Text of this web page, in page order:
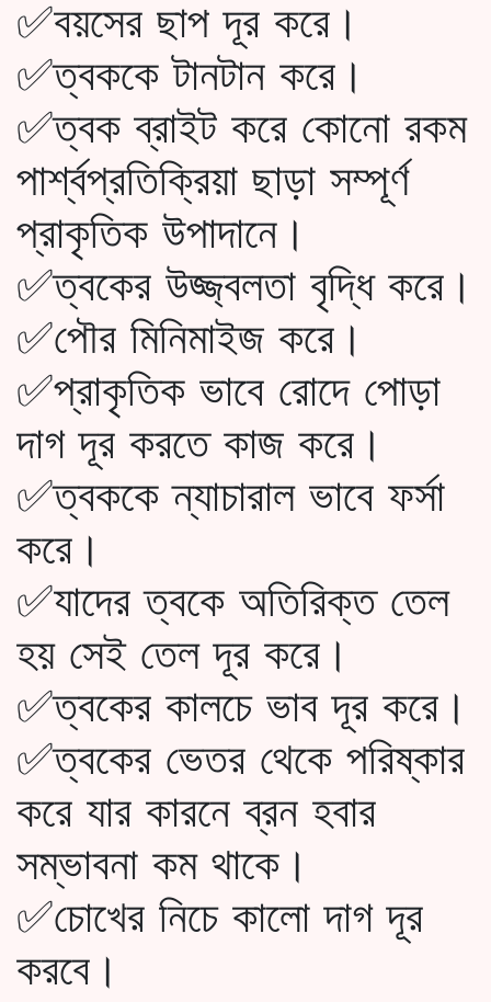
✅বয়সের ছাপ দূর করে।
✅ত্বককে টানটান করে।
✅ত্বক ব্রাইট করে কোনো রকম
পার্শ্বপ্রতিক্রিয়া ছাড়া সম্পূর্ণ
প্রাকৃতিক উপাদানে।
✅ত্বকের উজ্জ্বলতা বৃদ্ধি করে।
✅পৌর মিনিমাইজ করে।
✅প্রাকৃতিক ভাবে রোদে পোড়া
দাগ দূর করতে কাজ করে।
✅ত্বককে ন্যাচারাল ভাবে ফর্সা
করে।
✅যাদের ত্বকে অতিরিক্ত তেল
হয় সেই তেল দূর করে।
✅ত্বকের কালচে ভাব দূর করে।
✅ত্বকের ভেতর থেকে পরিষ্কার
করে যার কারনে ব্রন হবার
সম্ভাবনা কম থাকে।
✅চোখের নিচে কালো দাগ দূর
করবে।